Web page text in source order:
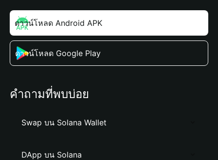
ดาวน์โหลด Android APK
ดาวน์โหลด Google Play
คำถามที่พบบ่อย
Swap บน Solana Wallet
DApp บน Solana